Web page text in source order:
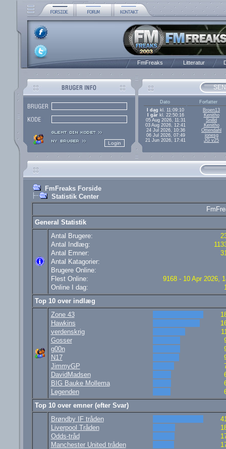
FmFreaks Litteratur
Dato
Forfatter
I dag kl. 11:09:10
Broen13
I gårkl. 22:50:16
Kenitho
05 Aug 2026, 11:31
Snilld
03 Aug 2026, 12:41
Kenitho
24 Jul 2026, 10:36
Ottendahl
06 Jul 2026, 07:49
jonesg
21 Jun 2026, 17:41
JG v25
FmFreaks Forside
Statistik Center
General Statistik
Antal Brugere:
Antal Indlæg:
Antal Emner:
Antal Katagorier:
Brugere Online:
Flest Online:
9168 - 10 Apr 2026,
Online I dag:
Top 10 over indlæg
Zone 43
Hawkins
verdenskrig
Gosser
g00n
N17
JimmyGP
DavidMadsen
BIG Bauke Mollema
Legenden
Top 10 over emner (efter Svar)
Brøndby IF tråden
Liverpool Tråden
Odds-tråd
Manchester United tråden